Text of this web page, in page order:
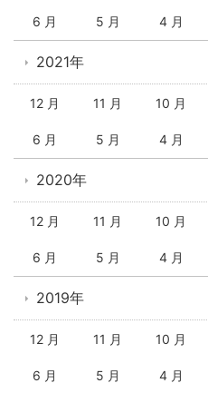
6 月 5 月 4 月
2021年
12 月 11 月 10 月
6 月 5 月 4 月
2020年
12 月 11 月 10 月
6 月 5 月 4 月
2019年
12 月 11 月 10 月
6 月 5 月 4 月